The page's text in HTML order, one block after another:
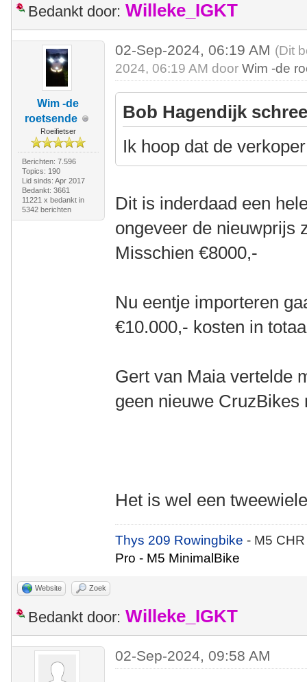
Bedankt door: Willeke_IGKT
Wim -de
roetsende
Roeifietser
Berichten: 7.596
Topics: 190
Lid sinds: Apr 2017
Bedankt: 3661
11221 x bedankt in
5342 berichten
02-Sep-2024, 06:19 AM (Dit
2024, 06:19 AM doorWim -de
Bob Hagendijk
Ik hoop dat de
Dit is inderdaad een
ongeveer de nieuwprijs
Misschien €8000,-
Nu eentje importeren
€10.000,- kosten in
Gert van Maia vertelde
geen nieuwe
Het is wel een
Thys 209 Rowingbike- M5
Pro - M5 MinimalBike
Website Zoek
Bedankt door: Willeke_IGKT
02-Sep-2024, 09:58 AM